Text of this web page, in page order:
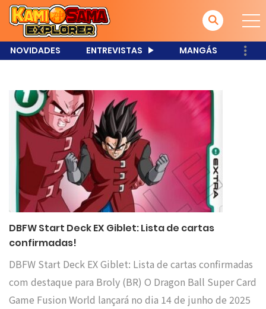
NOVIDADES ENTREVISTAS MANGÁS
DBFW Start Deck EX Giblet: Lista de cartas
confirmadas!
DBFW Start Deck EX Giblet: Lista de cartas confirmadas
com destaque para Broly (BR) O Dragon Ball Super Card
Game Fusion World lançará no dia 14 de junho de 2025